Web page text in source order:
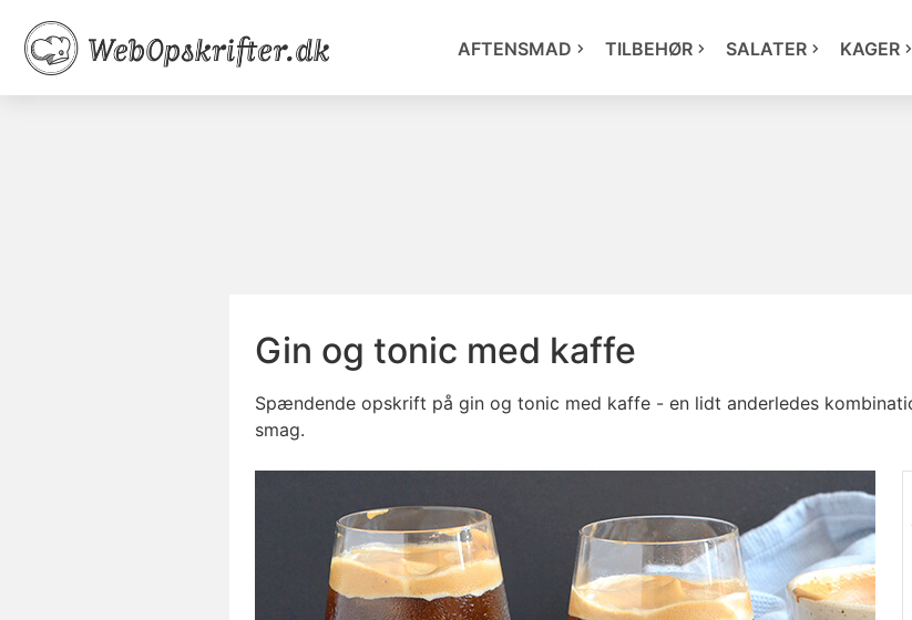
AFTENSMAD TILBEHØR SALATER KAGER
Gin og tonic med kaffe
Spændende opskrift på gin og tonic med kaffe - en lidt anderledes
smag.